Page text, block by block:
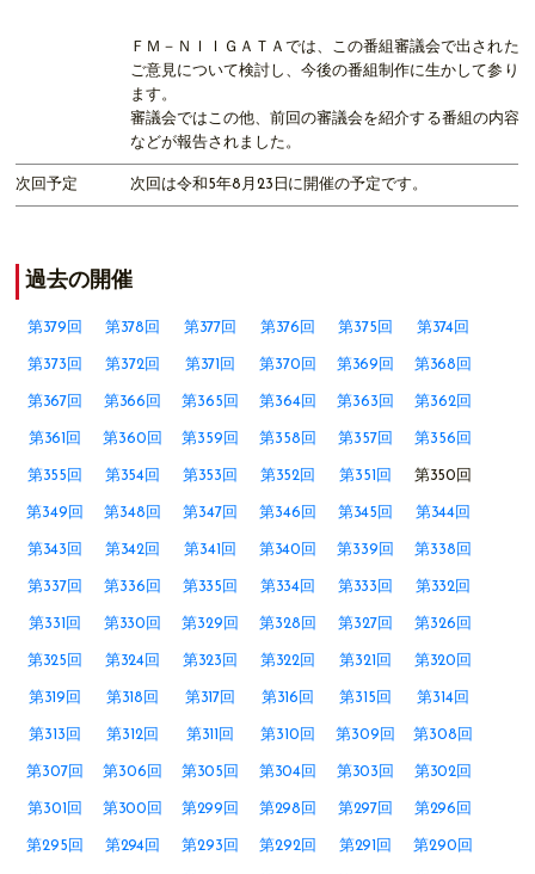
ＦＭ－ＮＩＩＧＡＴＡでは、この番組審議会で出された
ご意見について検討し、今後の番組制作に生かして参り
ます。
審議会ではこの他、前回の審議会を紹介する番組の内容
などが報告されました。
次回予定 次回は令和5年8月23日に開催の予定です。
過去の開催
第379回 第378回 第377回 第376回 第375回 第374回
第373回 第372回 第371回 第370回 第369回 第368回
第367回 第366回 第365回 第364回 第363回 第362回
第361回 第360回 第359回 第358回 第357回 第356回
第355回 第354回 第353回 第352回 第351回 第350回
第349回 第348回 第347回 第346回 第345回 第344回
第343回 第342回 第341回 第340回 第339回 第338回
第337回 第336回 第335回 第334回 第333回 第332回
第331回 第330回 第329回 第328回 第327回 第326回
第325回 第324回 第323回 第322回 第321回 第320回
第319回 第318回 第317回 第316回 第315回 第314回
第313回 第312回 第311回 第310回 第309回 第308回
第307回 第306回 第305回 第304回 第303回 第302回
第301回 第300回 第299回 第298回 第297回 第296回
第295回 第294回 第293回 第292回 第291回 第290回